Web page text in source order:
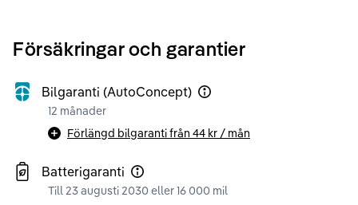
Försäkringar och garantier
Bilgaranti (AutoConcept)
12 månader
Förlängd bilgaranti från 44 kr / mån
Batterigaranti
Till 23 augusti 2030 eller 16 000 mil